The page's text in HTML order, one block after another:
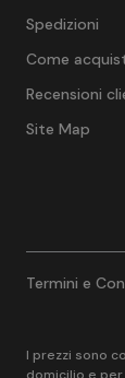
Spedizioni
Come
Recensioni
Site Map
Termini e
I prezzi sono